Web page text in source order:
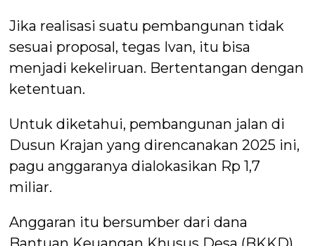
Jika realisasi suatu pembangunan tidak
sesuai proposal, tegas Ivan, itu bisa
menjadi kekeliruan. Bertentangan dengan
ketentuan.
Untuk diketahui, pembangunan jalan di
Dusun Krajan yang direncanakan 2025 ini,
pagu anggaranya dialokasikan Rp 1,7
miliar.
Anggaran itu bersumber dari dana